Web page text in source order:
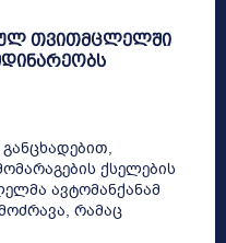
თვითმცლელში
ქსელების
ავტომანქანამ
რამაც